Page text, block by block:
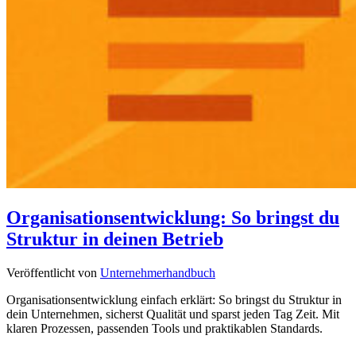
Organisationsentwicklung: So bringst du
Struktur in deinen Betrieb
Veröffentlicht von Unternehmerhandbuch
Organisationsentwicklung einfach erklärt: So bringst du Struktur in
dein Unternehmen, sicherst Qualität und sparst jeden Tag Zeit. Mit
klaren Prozessen, passenden Tools und praktikablen Standards.